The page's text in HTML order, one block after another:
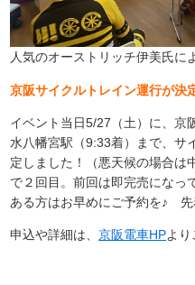
人気のオーストリッチ伊美氏に
京阪サイクルトレイン運行が決
イベント当日5/27（土）に、京
水八幡宮駅（9:33着）まで、サ
定しました！（悪天候の場合
で２回目。前回は即完売になっ
ある方はお早めにご予約を♪ 先
申込や詳細は、京阪電車HPより